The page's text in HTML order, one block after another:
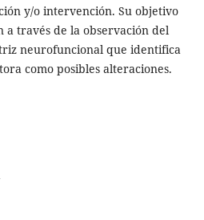
y/o intervención. Su objetivo
a través de la observación del
neurofuncional que identifica
como posibles alteraciones.